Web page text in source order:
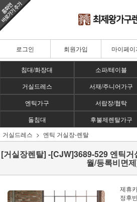
로그인 회원가입 마이페이
침대/화장대 소파/테이블
거실드레스
서재/주니어가구
엔틱가구
서랍장/협탁
돌침대
후불제렌탈가구
거실드레스
엔틱 거실장-렌탈
[거실장렌탈] -[CJW]3689-529 엔틱
월/등록비면
제휴
정후